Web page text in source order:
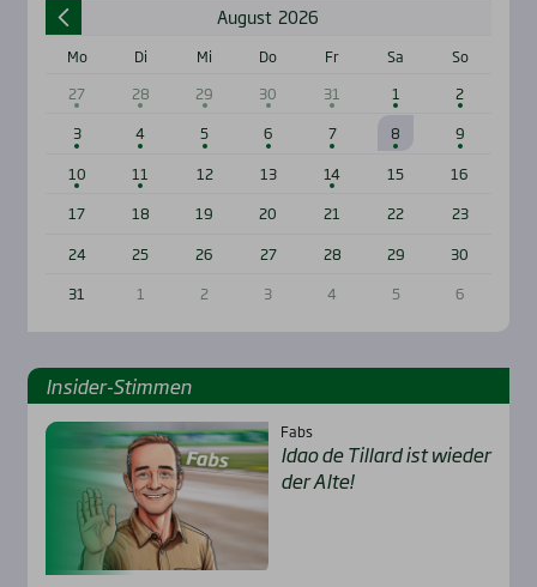
August 2026
Mo Di Mi Do Fr Sa
So
27
28 29 30 31 1
2
3
4 5 6 7 8
9
10
11 12 13 14 15
16
17
18 19 20 21 22
23
24
25 26 27 28 29
30
31
1 2 3 4 5 6
Insi­der-Stim­men
Fabs
Idao de Til­lard ist wie­der
der Alte!